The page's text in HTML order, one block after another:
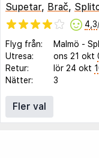
Supetar, Brač,
4,3
Flyg från: Malmö -
Utresa:
ons 21 okt
Retur:
lör 24 okt
Nätter:
3
Fler val